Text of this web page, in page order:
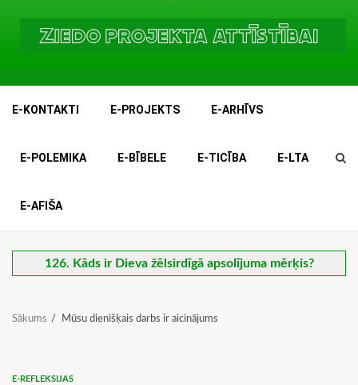
E-KONTAKTI E-PROJEKTS E-ARHĪVS
E-POLEMIKA E-BĪBELE E-TICĪBA E-LTA
E-AFIŠA
126. Kāds ir Dieva žēlsirdīgā apsolījuma mērķis?
Sākums Mūsu dienišķais darbs ir aicinājums
E-REFLEKSIJAS